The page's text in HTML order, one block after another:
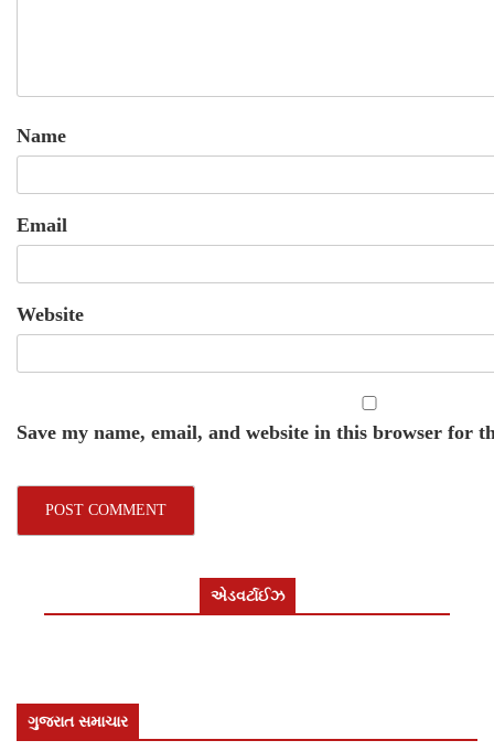
Name
Email
Website
Save my name, email, and website in this browser for
એડવર્ટાઈઝ
ગુજરાત સમાચાર